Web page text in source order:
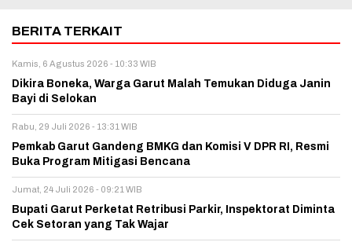
BERITA TERKAIT
Kamis, 6 Agustus 2026 - 10:33 WIB
Dikira Boneka, Warga Garut Malah Temukan Diduga Janin
Bayi di Selokan
Rabu, 29 Juli 2026 - 13:31 WIB
Pemkab Garut Gandeng BMKG dan Komisi V DPR RI, Resmi
Buka Program Mitigasi Bencana
Jumat, 24 Juli 2026 - 09:21 WIB
Bupati Garut Perketat Retribusi Parkir, Inspektorat Diminta
Cek Setoran yang Tak Wajar